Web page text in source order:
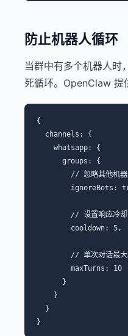
防止机器人循环
当群中有多个机器人时
死循环。OpenClaw 提
{
  channels: {
    whatsapp: {
      groups: {
// 忽略其他机器
ignoreBots:
// 设置响应冷却
        cooldown: 5,
// 单次对话最
        maxTurns: 10
      }
    }
  }